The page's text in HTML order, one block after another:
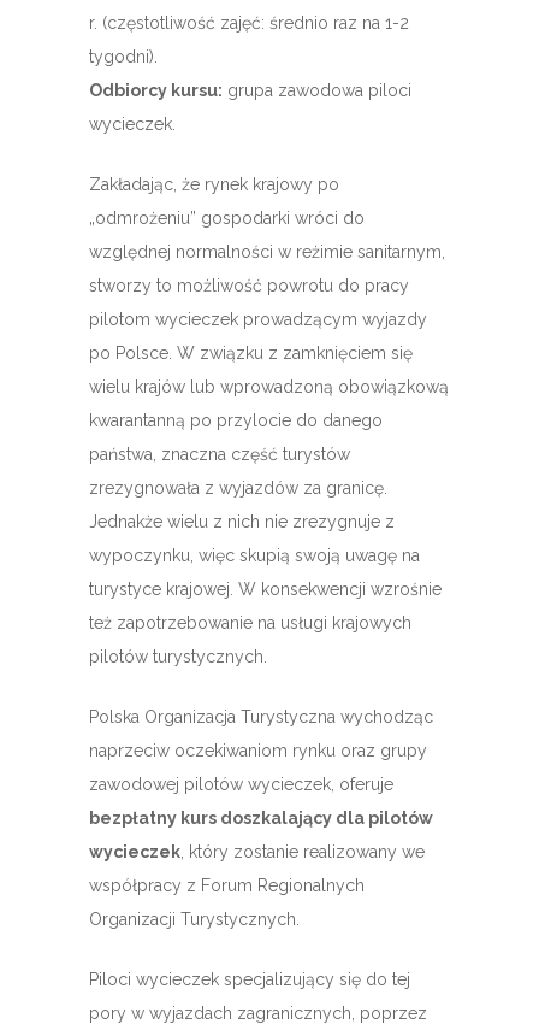
r. (częstotliwość zajęć: średnio raz na 1-2
tygodni).
Odbiorcy kursu: grupa zawodowa piloci
wycieczek.
Zakładając, że rynek krajowy po
„odmrożeniu” gospodarki wróci do
względnej normalności w reżimie sanitarnym,
stworzy to możliwość powrotu do pracy
pilotom wycieczek prowadzącym wyjazdy
po Polsce. W związku z zamknięciem się
wielu krajów lub wprowadzoną obowiązkową
kwarantanną po przylocie do danego
państwa, znaczna część turystów
zrezygnowała z wyjazdów za granicę.
Jednakże wielu z nich nie zrezygnuje z
wypoczynku, więc skupią swoją uwagę na
turystyce krajowej. W konsekwencji wzrośnie
też zapotrzebowanie na usługi krajowych
pilotów turystycznych.
Polska Organizacja Turystyczna wychodząc
naprzeciw oczekiwaniom rynku oraz grupy
zawodowej pilotów wycieczek, oferuje
bezpłatny kurs doszkalający dla pilotów
wycieczek , który zostanie realizowany we
współpracy z Forum Regionalnych
Organizacji Turystycznych.
Piloci wycieczek specjalizujący się do tej
pory w wyjazdach zagranicznych, poprzez